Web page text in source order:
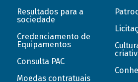
Resultados para a
sociedade
Credenciamento de
Equipamentos
Consulta PAC
Moedas contratuais